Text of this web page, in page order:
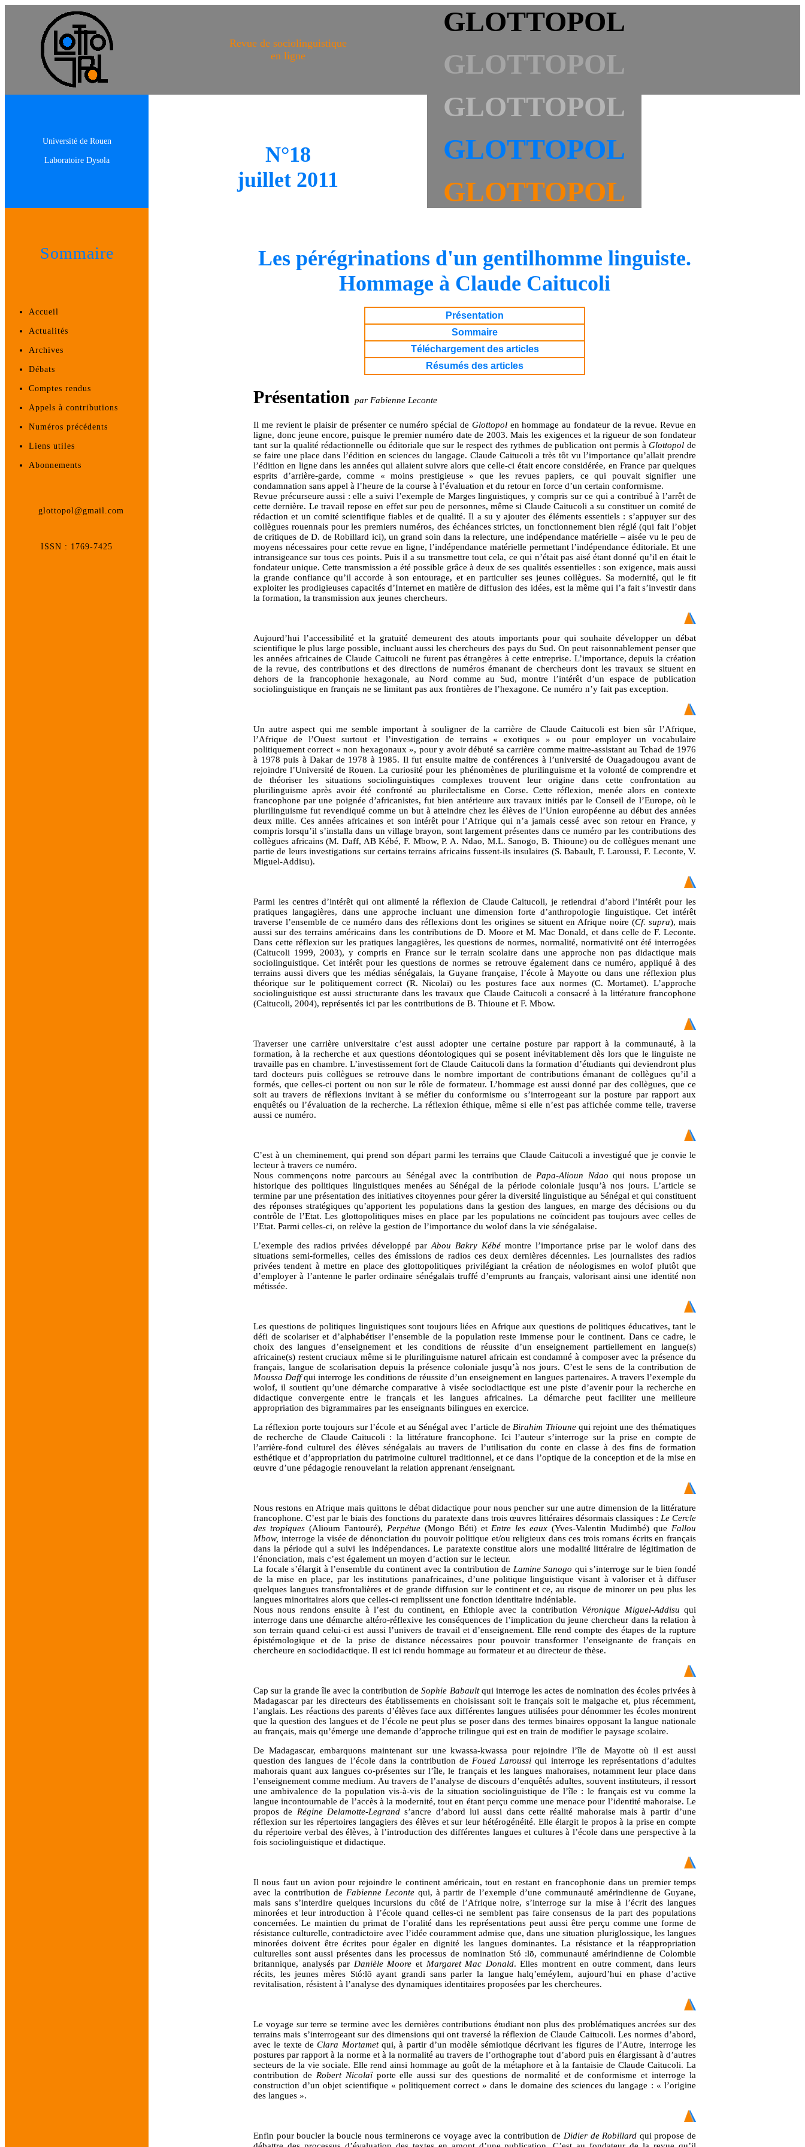
Revue de sociolinguistique
en ligne
GLOTTOPOL
GLOTTOPOL
GLOTTOPOL
GLOTTOPOL
GLOTTOPOL
Université de Rouen
Laboratoire Dysola
N°18
juillet 2011
Sommaire
Accueil
Actualités
Archives
Débats
Comptes rendus
Appels à contributions
Numéros précédents
Liens utiles
Abonnements
glottopol@gmail.com
ISSN : 1769-7425
Les pérégrinations d'un gentilhomme linguiste.
Hommage à Claude Caitucoli
Présentation
Sommaire
Téléchargement des articles
Résumés des articles
Présentation par Fabienne Leconte
Il me revient le plaisir de présenter ce numéro spécial de Glottopolen hommage au fondateur de la revue. Revue en
ligne, donc jeune encore, puisque le premier numéro date de 2003. Mais les exigences et la rigueur de son fondateur
tant sur la qualité rédactionnelle ou éditoriale que sur le respect des rythmes de publication ont permis àGlottopol de
se faire une place dans l’édition en sciences du langage. Claude Caitucoli a très tôt vu l’importance qu’allait prendre
l’édition en ligne dans les années qui allaient suivre alors que celle-ci était encore considérée, en France par quelques
esprits d’arrière-garde, comme « moins prestigieuse » que les revues papiers, ce qui pouvait signifier une
condamnation sans appel à l’heure de la course à l’évaluation et du retour en force d’un certain conformisme.
Revue précurseure aussi : elle a suivi l’exemple de Marges linguistiques, y compris sur ce qui a contribué à l’arrêt de
cette dernière. Le travail repose en effet sur peu de personnes, même si Claude Caitucoli a su constituer un comité de
rédaction et un comité scientifique fiables et de qualité. Il a su y ajouter des éléments essentiels : s’appuyer sur des
collègues rouennais pour les premiers numéros, des échéances strictes, un fonctionnement bien réglé (qui fait l’objet
de critiques de D. de Robillard ici), un grand soin dans la relecture, une indépendance matérielle – aisée vu le peu de
moyens nécessaires pour cette revue en ligne, l’indépendance matérielle permettant l’indépendance éditoriale. Et une
intransigeance sur tous ces points. Puis il a su transmettre tout cela, ce qui n’était pas aisé étant donné qu’il en était le
fondateur unique. Cette transmission a été possible grâce à deux de ses qualités essentielles : son exigence, mais aussi
la grande confiance qu’il accorde à son entourage, et en particulier ses jeunes collègues. Sa modernité, qui le fit
exploiter les prodigieuses capacités d’Internet en matière de diffusion des idées, est la même qui l’a fait s’investir dans
la formation, la transmission aux jeunes chercheurs.
Aujourd’hui l’accessibilité et la gratuité demeurent des atouts importants pour qui souhaite développer un débat
scientifique le plus large possible, incluant aussi les chercheurs des pays du Sud. On peut raisonnablement penser que
les années africaines de Claude Caitucoli ne furent pas étrangères à cette entreprise. L’importance, depuis la création
de la revue, des contributions et des directions de numéros émanant de chercheurs dont les travaux se situent en
dehors de la francophonie hexagonale, au Nord comme au Sud, montre l’intérêt d’un espace de publication
sociolinguistique en français ne se limitant pas aux frontières de l’hexagone. Ce numéro n’y fait pas exception.
Un autre aspect qui me semble important à souligner de la carrière de Claude Caitucoli est bien sûr l’Afrique,
l’Afrique de l’Ouest surtout et l’investigation de terrains « exotiques » ou pour employer un vocabulaire
politiquement correct « non hexagonaux », pour y avoir débuté sa carrière comme maitre-assistant au Tchad de 1976
à 1978 puis à Dakar de 1978 à 1985. Il fut ensuite maitre de conférences à l’université de Ouagadougou avant de
rejoindre l’Université de Rouen. La curiosité pour les phénomènes de plurilinguisme et la volonté de comprendre et
de théoriser les situations sociolinguistiques complexes trouvent leur origine dans cette confrontation au
plurilinguisme après avoir été confronté au plurilectalisme en Corse. Cette réflexion, menée alors en contexte
francophone par une poignée d’africanistes, fut bien antérieure aux travaux initiés par le Conseil de l’Europe, où le
plurilinguisme fut revendiqué comme un but à atteindre chez les élèves de l’Union européenne au début des années
deux mille. Ces années africaines et son intérêt pour l’Afrique qui n’a jamais cessé avec son retour en France, y
compris lorsqu’il s’installa dans un village brayon, sont largement présentes dans ce numéro par les contributions des
collègues africains (M. Daff, AB Kébé, F. Mbow, P. A. Ndao, M.L. Sanogo, B. Thioune) ou de collègues menant une
partie de leurs investigations sur certains terrains africains fussent-ils insulaires (S. Babault, F. Laroussi, F. Leconte, V.
Miguel-Addisu).
Parmi les centres d’intérêt qui ont alimenté la réflexion de Claude Caitucoli, je retiendrai d’abord l’intérêt pour les
pratiques langagières, dans une approche incluant une dimension forte d’anthropologie linguistique. Cet intérêt
traverse l’ensemble de ce numéro dans des réflexions dont les origines se situent en Afrique noire (Cf. supra), mais
aussi sur des terrains américains dans les contributions de D. Moore et M. Mac Donald, et dans celle de F. Leconte.
Dans cette réflexion sur les pratiques langagières, les questions de normes, normalité, normativité ont été interrogées
(Caitucoli 1999, 2003), y compris en France sur le terrain scolaire dans une approche non pas didactique mais
sociolinguistique. Cet intérêt pour les questions de normes se retrouve également dans ce numéro, appliqué à des
terrains aussi divers que les médias sénégalais, la Guyane française, l’école à Mayotte ou dans une réflexion plus
théorique sur le politiquement correct (R. Nicolaï) ou les postures face aux normes (C. Mortamet). L’approche
sociolinguistique est aussi structurante dans les travaux que Claude Caitucoli a consacré à la littérature francophone
(Caitucoli, 2004), représentés ici par les contributions de B. Thioune et F. Mbow.
Traverser une carrière universitaire c’est aussi adopter une certaine posture par rapport à la communauté, à la
formation, à la recherche et aux questions déontologiques qui se posent inévitablement dès lors que le linguiste ne
travaille pas en chambre. L’investissement fort de Claude Caitucoli dans la formation d’étudiants qui deviendront plus
tard docteurs puis collègues se retrouve dans le nombre important de contributions émanant de collègues qu’il a
formés, que celles-ci portent ou non sur le rôle de formateur. L’hommage est aussi donné par des collègues, que ce
soit au travers de réflexions invitant à se méfier du conformisme ou s’interrogeant sur la posture par rapport aux
enquêtés ou l’évaluation de la recherche. La réflexion éthique, même si elle n’est pas affichée comme telle, traverse
aussi ce numéro.
C’est à un cheminement, qui prend son départ parmi les terrains que Claude Caitucoli a investigué que je convie le
lecteur à travers ce numéro.
Nous commençons notre parcours au Sénégal avec la contribution de Papa-Alioun Ndao qui nous propose un
historique des politiques linguistiques menées au Sénégal de la période coloniale jusqu’à nos jours. L’article se
termine par une présentation des initiatives citoyennes pour gérer la diversité linguistique au Sénégal et qui constituent
des réponses stratégiques qu’apportent les populations dans la gestion des langues, en marge des décisions ou du
contrôle de l’Etat. Les glottopolitiques mises en place par les populations ne coïncident pas toujours avec celles de
l’Etat. Parmi celles-ci, on relève la gestion de l’importance du wolof dans la vie sénégalaise.
L’exemple des radios privées développé par Abou Bakry Kébé montre l’importance prise par le wolof dans des
situations semi-formelles, celles des émissions de radios ces deux dernières décennies. Les journalistes des radios
privées tendent à mettre en place des glottopolitiques privilégiant la création de néologismes en wolof plutôt que
d’employer à l’antenne le parler ordinaire sénégalais truffé d’emprunts au français, valorisant ainsi une identité non
métissée.
Les questions de politiques linguistiques sont toujours liées en Afrique aux questions de politiques éducatives, tant le
défi de scolariser et d’alphabétiser l’ensemble de la population reste immense pour le continent. Dans ce cadre, le
choix des langues d’enseignement et les conditions de réussite d’un enseignement partiellement en langue(s)
africaine(s) restent cruciaux même si le plurilinguisme naturel africain est condamné à composer avec la présence du
français, langue de scolarisation depuis la présence coloniale jusqu’à nos jours. C’est le sens de la contribution de
Moussa Daffqui interroge les conditions de réussite d’un enseignement en langues partenaires. A travers l’exemple du
wolof, il soutient qu’une démarche comparative à visée sociodiactique est une piste d’avenir pour la recherche en
didactique convergente entre le français et les langues africaines. La démarche peut faciliter une meilleure
appropriation des bigrammaires par les enseignants bilingues en exercice.
La réflexion porte toujours sur l’école et au Sénégal avec l’article de Birahim Thiounequi rejoint une des thématiques
de recherche de Claude Caitucoli : la littérature francophone. Ici l’auteur s’interroge sur la prise en compte de
l’arrière-fond culturel des élèves sénégalais au travers de l’utilisation du conte en classe à des fins de formation
esthétique et d’appropriation du patrimoine culturel traditionnel, et ce dans l’optique de la conception et de la mise en
œuvre d’une pédagogie renouvelant la relation apprenant /enseignant.
Nous restons en Afrique mais quittons le débat didactique pour nous pencher sur une autre dimension de la littérature
francophone. C’est par le biais des fonctions du paratexte dans trois œuvres littéraires désormais classiques : Le Cercle
des tropiques(Alioum Fantouré), Perpétue(Mongo Béti) et Entre les eaux (Yves-Valentin Mudimbé) que Fallou
Mbow, interroge la visée de dénonciation du pouvoir politique et/ou religieux dans ces trois romans écrits en français
dans la période qui a suivi les indépendances. Le paratexte constitue alors une modalité littéraire de légitimation de
l’énonciation, mais c’est également un moyen d’action sur le lecteur.
La focale s’élargit à l’ensemble du continent avec la contribution de Lamine Sanogo qui s’interroge sur le bien fondé
de la mise en place, par les institutions panafricaines, d’une politique linguistique visant à valoriser et à diffuser
quelques langues transfrontalières et de grande diffusion sur le continent et ce, au risque de minorer un peu plus les
langues minoritaires alors que celles-ci remplissent une fonction identitaire indéniable.
Nous nous rendons ensuite à l’est du continent, en Ethiopie avec la contribution Véronique Miguel-Addisu qui
interroge dans une démarche altéro-réflexive les conséquences de l’implication du jeune chercheur dans la relation à
son terrain quand celui-ci est aussi l’univers de travail et d’enseignement. Elle rend compte des étapes de la rupture
épistémologique et de la prise de distance nécessaires pour pouvoir transformer l’enseignante de français en
chercheure en sociodidactique. Il est ici rendu hommage au formateur et au directeur de thèse.
Cap sur la grande île avec la contribution deSophie Babaultqui interroge les actes de nomination des écoles privées à
Madagascar par les directeurs des établissements en choisissant soit le français soit le malgache et, plus récemment,
l’anglais. Les réactions des parents d’élèves face aux différentes langues utilisées pour dénommer les écoles montrent
que la question des langues et de l’école ne peut plus se poser dans des termes binaires opposant la langue nationale
au français, mais qu’émerge une demande d’approche trilingue qui est en train de modifier le paysage scolaire.
De Madagascar, embarquons maintenant sur une kwassa-kwassa pour rejoindre l’île de Mayotte où il est aussi
question des langues de l’école dans la contribution de Foued Laroussi qui interroge les représentations d’adultes
mahorais quant aux langues co-présentes sur l’île, le français et les langues mahoraises, notamment leur place dans
l’enseignement comme medium. Au travers de l’analyse de discours d’enquêtés adultes, souvent instituteurs, il ressort
une ambivalence de la population vis-à-vis de la situation sociolinguistique de l’île : le français est vu comme la
langue incontournable de l’accès à la modernité, tout en étant perçu comme une menace pour l’identité mahoraise. Le
propos de Régine Delamotte-Legrand s’ancre d’abord lui aussi dans cette réalité mahoraise mais à partir d’une
réflexion sur les répertoires langagiers des élèves et sur leur hétérogénéité. Elle élargit le propos à la prise en compte
du répertoire verbal des élèves, à l’introduction des différentes langues et cultures à l’école dans une perspective à la
fois sociolinguistique et didactique.
Il nous faut un avion pour rejoindre le continent américain, tout en restant en francophonie dans un premier temps
avec la contribution de Fabienne Lecontequi, à partir de l’exemple d’une communauté amérindienne de Guyane,
mais sans s’interdire quelques incursions du côté de l’Afrique noire, s’interroge sur la mise à l’écrit des langues
minorées et leur introduction à l’école quand celles-ci ne semblent pas faire consensus de la part des populations
concernées. Le maintien du primat de l’oralité dans les représentations peut aussi être perçu comme une forme de
résistance culturelle, contradictoire avec l’idée couramment admise que, dans une situation pluriglossique, les langues
minorées doivent être écrites pour égaler en dignité les langues dominantes. La résistance et la réappropriation
culturelles sont aussi présentes dans les processus de nomination Stó :lō, communauté amérindienne de Colombie
britannique, analysés par Danièle Mooreet Margaret Mac Donald. Elles montrent en outre comment, dans leurs
récits, les jeunes mères Stó:lō ayant grandi sans parler la langue halq’eméylem, aujourd’hui en phase d’active
revitalisation, résistent à l’analyse des dynamiques identitaires proposées par les chercheures.
Le voyage sur terre se termine avec les dernières contributions étudiant non plus des problématiques ancrées sur des
terrains mais s’interrogeant sur des dimensions qui ont traversé la réflexion de Claude Caitucoli. Les normes d’abord,
avec le texte deClara Mortametqui, à partir d’un modèle sémiotique décrivant les figures de l’Autre, interroge les
postures par rapport à la norme et à la normalité au travers de l’orthographe tout d’abord puis en élargissant à d’autres
secteurs de la vie sociale. Elle rend ainsi hommage au goût de la métaphore et à la fantaisie de Claude Caitucoli. La
contribution de Robert Nicolaïporte elle aussi sur des questions de normalité et de conformisme et interroge la
construction d’un objet scientifique « politiquement correct » dans le domaine des sciences du langage : « l’origine
des langues ».
Enfin pour boucler la boucle nous terminerons ce voyage avec la contribution de Didier de Robillard qui propose de